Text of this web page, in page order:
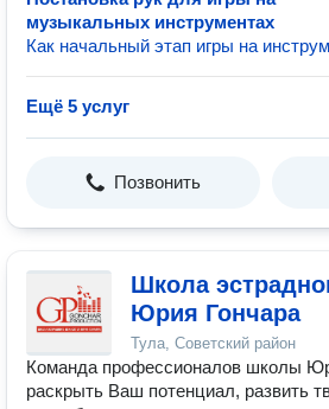
музыкальных инструментах
Как начальный этап игры на
Ещё 5 услуг
Позвонить
Школа
Юрия Гончара
Тула, Советский район
Команда профессионалов школы
раскрыть Ваш потенциал, развить